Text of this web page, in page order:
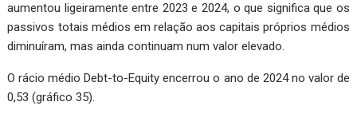
aumentou ligeiramente entre 2023 e 2024, o que significa que os
passivos totais médios em relação aos capitais próprios médios
diminuíram, mas ainda continuam num valor elevado.
O rácio médio Debt-to-Equity encerrou o ano de 2024 no valor de
0,53 (gráfico 35).